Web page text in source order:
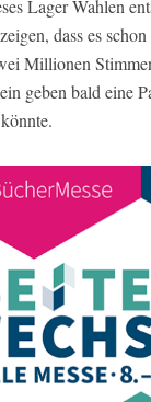
Lager Wahlen
dass es
Millionen
geben bald eine